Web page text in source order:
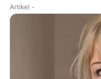
Artikel -